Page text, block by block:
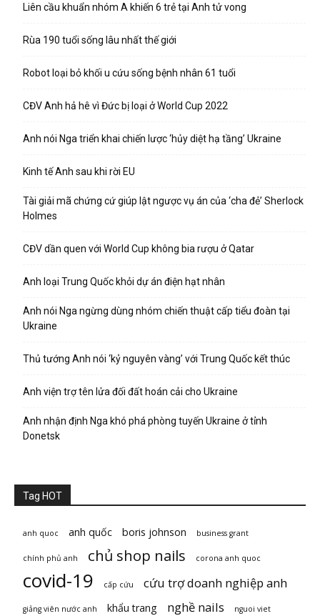
Liên cầu khuẩn nhóm A khiến 6 trẻ tại Anh tử vong
Rùa 190 tuổi sống lâu nhất thế giới
Robot loại bỏ khối u cứu sống bệnh nhân 61 tuổi
CĐV Anh hả hê vì Đức bị loại ở World Cup 2022
Anh nói Nga triển khai chiến lược ‘hủy diệt hạ tầng’ Ukraine
Kinh tế Anh sau khi rời EU
Tài giải mã chứng cứ giúp lật ngược vụ án của ‘cha đẻ’ Sherlock
Holmes
CĐV dần quen với World Cup không bia rượu ở Qatar
Anh loại Trung Quốc khỏi dự án điện hạt nhân
Anh nói Nga ngừng dùng nhóm chiến thuật cấp tiểu đoàn tại
Ukraine
Thủ tướng Anh nói ‘kỷ nguyên vàng’ với Trung Quốc kết thúc
Anh viện trợ tên lửa đối đất hoán cải cho Ukraine
Anh nhận định Nga khó phá phòng tuyến Ukraine ở tỉnh
Donetsk
Tag HOT
anh quoc anh quốc boris johnson business grant
chính phủ anh chủ shop nails corona anh quoc
covid-19 cấp cứu cứu trợ doanh nghiệp anh
giảng viên nước anh khẩu trang nghề nails nguoi viet